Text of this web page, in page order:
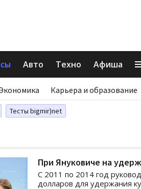
Авто Техно Афиша
Карьера и образование
Тесты bigmir)net
При Януковиче на
С 2011 по 2014 год
долларов для удержания